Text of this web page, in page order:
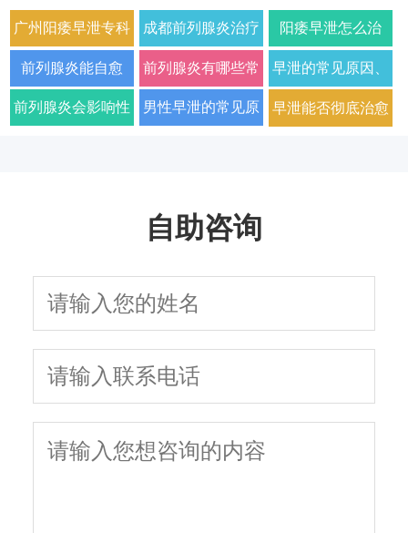
广州阳痿早泄专科
门诊哪家好正规男
科医院排名
成都前列腺炎治疗
哪家男科医院好
2026年口碑推荐
阳痿早泄怎么治
疗？2026年男科专
家详解病因与科学
前列腺炎能自愈
吗？2026年科学治
前列腺炎有哪些常
见症状以及如何科
早泄的常见原因、
症状及改善方法全
前列腺炎会影响性 男性早泄的常见原 早泄能否彻底治愈
自助咨询